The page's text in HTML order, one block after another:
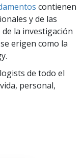
contienen
y de las
la investigación
erigen como la
de todo el
personal,